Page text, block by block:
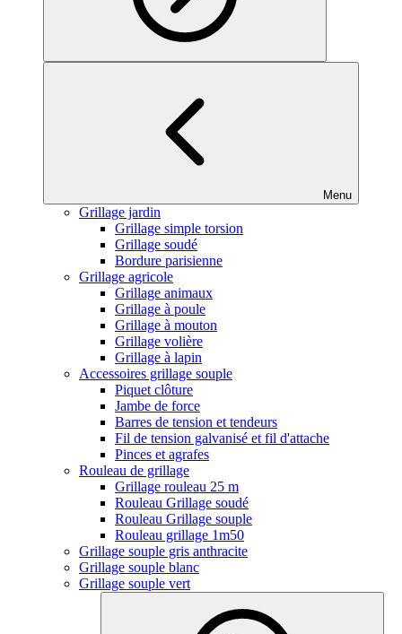
Menu
Grillage jardin
Grillage simple torsion
Grillage soudé
Bordure parisienne
Grillage agricole
Grillage animaux
Grillage à poule
Grillage à mouton
Grillage volière
Grillage à lapin
Accessoires grillage souple
Piquet clôture
Jambe de force
Barres de tension et tendeurs
Fil de tension galvanisé et fil d'attache
Pinces et agrafes
Rouleau de grillage
Grillage rouleau 25 m
Rouleau Grillage soudé
Rouleau Grillage souple
Rouleau grillage 1m50
Grillage souple gris anthracite
Grillage souple blanc
Grillage souple vert